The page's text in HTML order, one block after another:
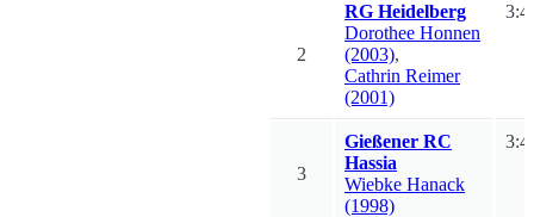
2
RG Heidelberg
Dorothee Honnen
(2003),
Cathrin Reimer
(2001)
3
Gießener RC
Hassia
Wiebke Hanack
(1998)